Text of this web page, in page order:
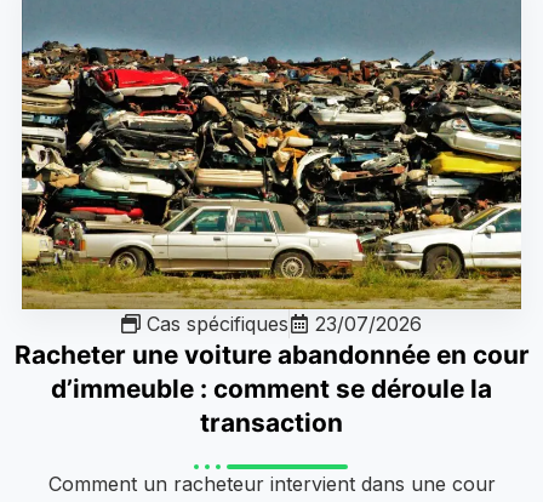
Cas spécifiques 23/07/2026
Racheter une voiture abandonnée en cour
d’immeuble : comment se déroule la
transaction
Comment un racheteur intervient dans une cour